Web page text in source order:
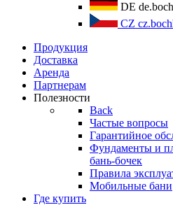
DE
CZ
Продукция
Доставка
Аренда
Партнерам
Полезности
Back
Частые вопросы
Гарантийное
Фундаменты и
бань-бочек
Правила
Мобильные бани
Где купить